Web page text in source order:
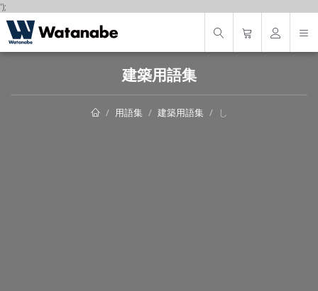
');
建築用語集
用語集 建築用語集 し